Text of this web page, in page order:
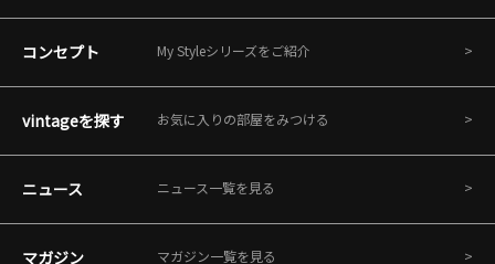
コンセプト My Styleシリーズをご紹介
vintageを探す お気に入りの部屋をみつける
ニュース ニュース一覧を見る
マガジン マガジン一覧を見る